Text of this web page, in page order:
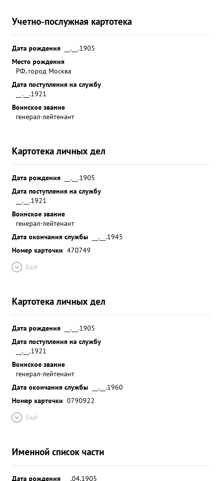
Учетно-послужная картотека
Дата рождения
__.__.1905
Место рождения
РФ, город Москва
Дата поступления на службу
__.__.1921
Воинское звание
генерал-лейтенант
Картотека личных дел
Дата рождения
__.__.1905
Дата поступления на службу
__.__.1921
Воинское звание
генерал-лейтенант
Дата окончания службы
__.__.1945
Номер карточки 470749
Ещё
Картотека личных дел
Дата рождения
__.__.1905
Дата поступления на службу
__.__.1921
Воинское звание
генерал-лейтенант
Дата окончания службы
__.__.1960
Номер карточки 0790922
Ещё
Именной список части
Дата рождения
__.04.1905